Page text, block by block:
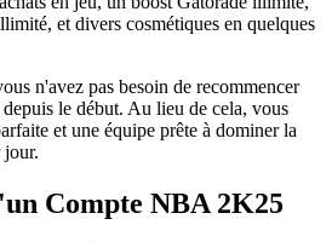
et divers cosmétiques en quelques
n'avez pas besoin de recommencer
le début. Au lieu de cela, vous
et une équipe prête à dominer la
jour.
Compte NBA 2K25